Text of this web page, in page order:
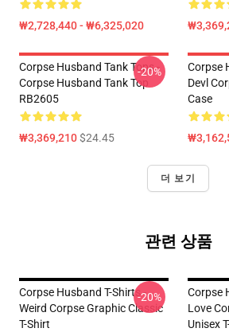
₩2,728,440 - ₩6,325,020
Corpse Husband Tank Tops -
Corpse Husband Tank Top
RB2605
₩3,369,210$24.45
-20%
Corpse
Devl
Case
더 보기
관련 상품
Corpse Husband T-Shirts -
Weird Corpse Graphic Classic
T-Shirt
-20%
Corpse
Love
Unisex